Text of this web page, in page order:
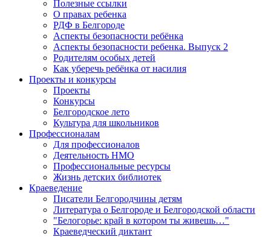
Полезные ссылки
О правах ребенка
РДФ в Белгороде
Аспекты безопасности ребёнка
Аспекты безопасности ребенка. Выпуск 2
Родителям особых детей
Как уберечь ребёнка от насилия
Проекты и конкурсы
Проекты
Конкурсы
Белгородское лето
Культура для школьников
Профессионалам
Для профессионалов
Деятельность НМО
Профессиональные ресурсы
Жизнь детских библиотек
Краеведение
Писатели Белгородчины детям
Литература о Белгороде и Белгородской области
"Белогорье: край в котором ты живешь…"
Краеведческий диктант